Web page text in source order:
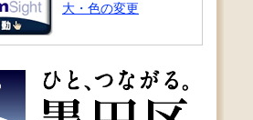
大・色の変更